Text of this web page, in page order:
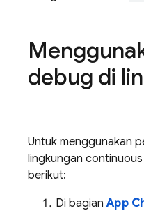
debug di
Untuk menggunakan
lingkungan
berikut:
Di bagianApp